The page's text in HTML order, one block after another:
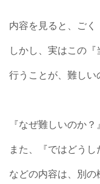
内容を見ると、ごく
しかし、実はこの
行うことが、難しい
『なぜ難しいのか？
また、『ではどうし
などの内容は、別の